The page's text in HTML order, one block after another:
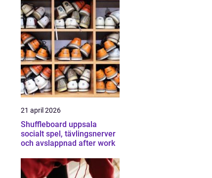
21 april 2026
Shuffleboard uppsala
socialt spel, tävlingsnerver
och avslappnad after work